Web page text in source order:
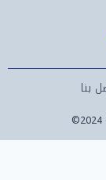
بنا
©2024